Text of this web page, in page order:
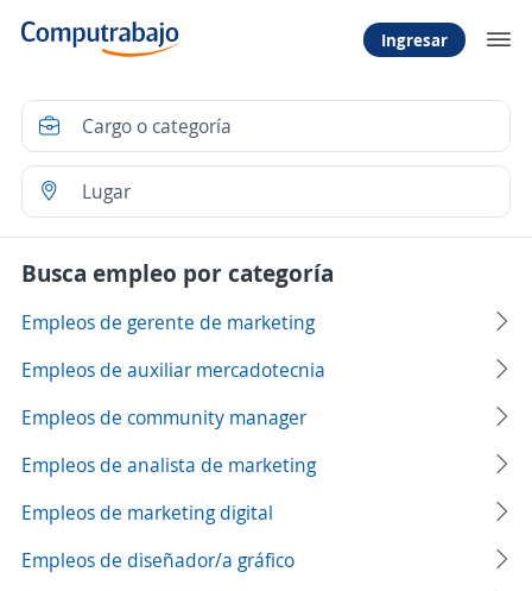
Ingresar
Busca empleo por categoría
Empleos de gerente de marketing
Empleos de auxiliar mercadotecnia
Empleos de community manager
Empleos de analista de marketing
Empleos de marketing digital
Empleos de diseñador/a gráfico